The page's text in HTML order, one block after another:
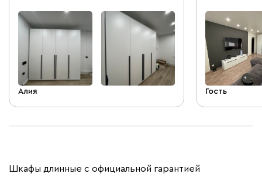
большое, теперь будем чаще
обращаться к каталогу.
Алия Гость
Шкафы длинные с официальной гарантией